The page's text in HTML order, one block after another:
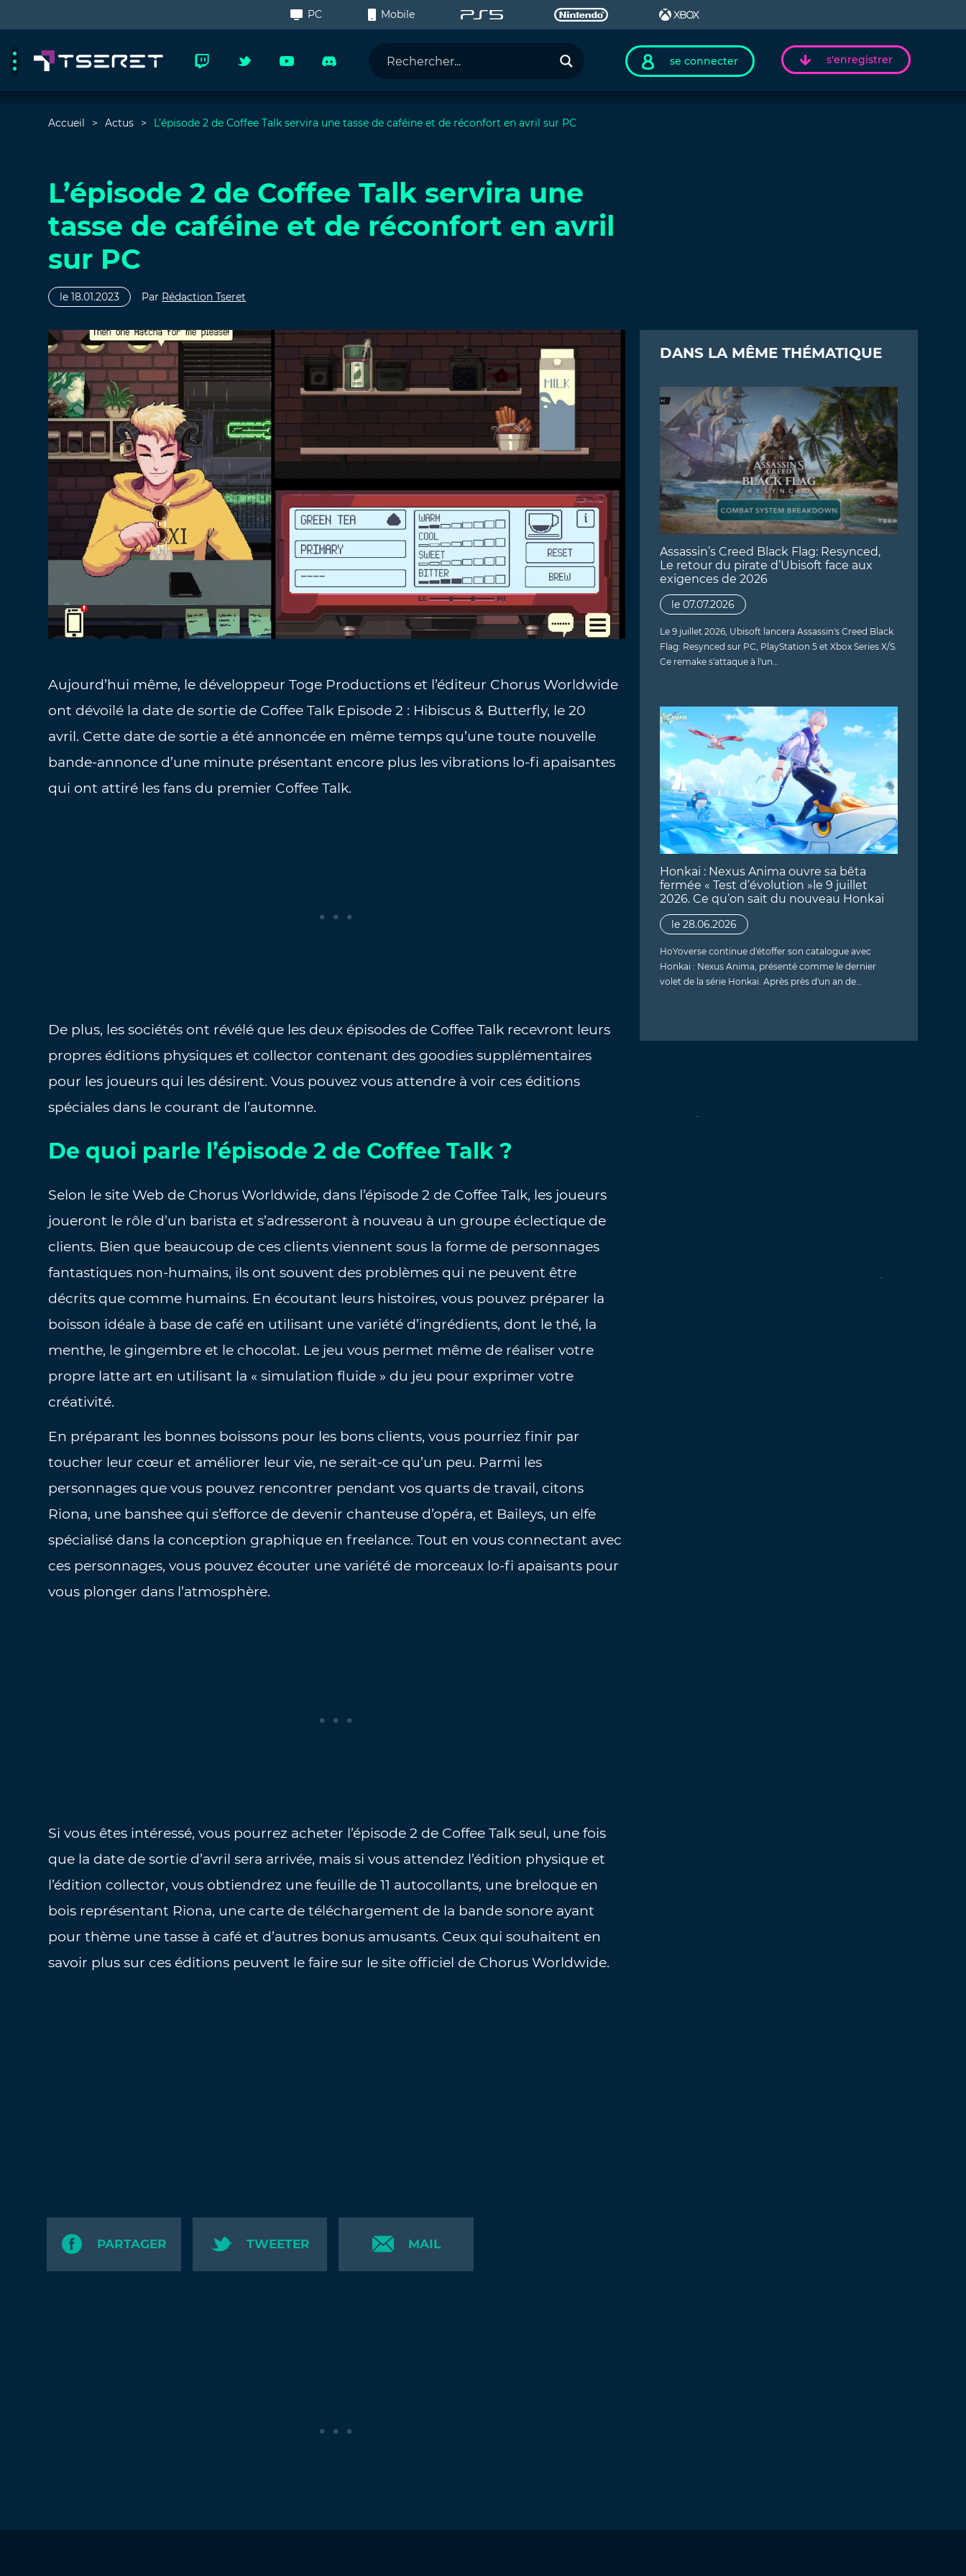
PC Mobile
se connecter s'enregistrer
Accueil Actus L’épisode 2 de Coffee Talk servira une tasse de caféine et de réconfort en avril sur PC
L’épisode 2 de Coffee Talk servira une
tasse de caféine et de réconfort en avril
sur PC
le 18.01.2023 Par Rédaction Tseret
Aujourd’hui même, le développeur Toge Productions et l’éditeur Chorus Worldwide
ont dévoilé la date de sortie de Coffee Talk Episode 2 : Hibiscus & Butterfly, le 20
avril. Cette date de sortie a été annoncée en même temps qu’une toute nouvelle
bande-annonce d’une minute présentant encore plus les vibrations lo-fi apaisantes
qui ont attiré les fans du premier Coffee Talk.
De plus, les sociétés ont révélé que les deux épisodes de Coffee Talk recevront leurs
propres éditions physiques et collector contenant des goodies supplémentaires
pour les joueurs qui les désirent. Vous pouvez vous attendre à voir ces éditions
spéciales dans le courant de l’automne.
De quoi parle l’épisode 2 de Coffee Talk ?
Selon le site Web de Chorus Worldwide, dans l’épisode 2 de Coffee Talk, les joueurs
joueront le rôle d’un barista et s’adresseront à nouveau à un groupe éclectique de
clients. Bien que beaucoup de ces clients viennent sous la forme de personnages
fantastiques non-humains, ils ont souvent des problèmes qui ne peuvent être
décrits que comme humains. En écoutant leurs histoires, vous pouvez préparer la
boisson idéale à base de café en utilisant une variété d’ingrédients, dont le thé, la
menthe, le gingembre et le chocolat. Le jeu vous permet même de réaliser votre
propre latte art en utilisant la « simulation fluide » du jeu pour exprimer votre
créativité.
En préparant les bonnes boissons pour les bons clients, vous pourriez finir par
toucher leur cœur et améliorer leur vie, ne serait-ce qu’un peu. Parmi les
personnages que vous pouvez rencontrer pendant vos quarts de travail, citons
Riona, une banshee qui s’efforce de devenir chanteuse d’opéra, et Baileys, un elfe
spécialisé dans la conception graphique en freelance. Tout en vous connectant avec
ces personnages, vous pouvez écouter une variété de morceaux lo-fi apaisants pour
vous plonger dans l’atmosphère.
Si vous êtes intéressé, vous pourrez acheter l’épisode 2 de Coffee Talk seul, une fois
que la date de sortie d’avril sera arrivée, mais si vous attendez l’édition physique et
l’édition collector, vous obtiendrez une feuille de 11 autocollants, une breloque en
bois représentant Riona, une carte de téléchargement de la bande sonore ayant
pour thème une tasse à café et d’autres bonus amusants. Ceux qui souhaitent en
savoir plus sur ces éditions peuvent le faire sur le site officiel de Chorus Worldwide.
PARTAGER TWEETER MAIL
DANS LA MÊME THÉMATIQUE
Assassin’s Creed Black Flag: Resynced,
Le retour du pirate d’Ubisoft face aux
exigences de 2026
le 07.07.2026
Le 9 juillet 2026, Ubisoft lancera Assassin's Creed Black
Flag: Resynced sur PC, PlayStation 5 et Xbox Series X/S.
Ce remake s'attaque à l'un…
Honkai : Nexus Anima ouvre sa bêta
fermée « Test d’évolution »le 9 juillet
2026. Ce qu’on sait du nouveau Honkai
le 28.06.2026
HoYoverse continue d'étoffer son catalogue avec
Honkai : Nexus Anima, présenté comme le dernier
volet de la série Honkai. Après près d'un an de…